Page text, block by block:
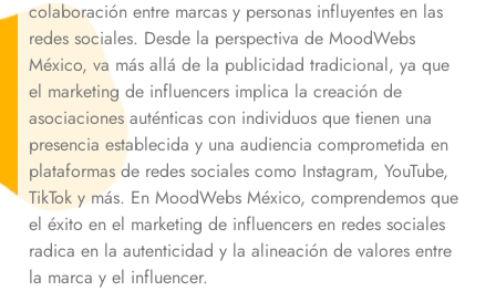
colaboración entre marcas y personas influyentes en las
redes sociales. Desde la perspectiva de MoodWebs
México, va más allá de la publicidad tradicional, ya que
el marketing de influencers implica la creación de
asociaciones auténticas con individuos que tienen una
presencia establecida y una audiencia comprometida en
plataformas de redes sociales como Instagram, YouTube,
TikTok y más. En MoodWebs México, comprendemos que
el éxito en el marketing de influencers en redes sociales
radica en la autenticidad y la alineación de valores entre
la marca y el influencer.